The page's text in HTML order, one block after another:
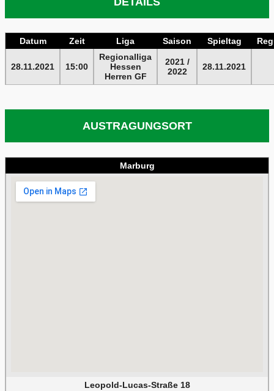
Datum Zeit Liga Saison Spieltag
28.11.2021 15:00
Regionalliga
Hessen
Herren GF
2021 /
2022
28.11.2021
AUSTRAGUNGSORT
Marburg
Leopold-Lucas-Straße 18